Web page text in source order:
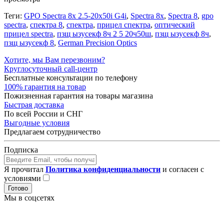
Теги: GPO Spectra 8x 2.5-20x50i G4i, Spectra 8x, Spectra 8, gpo
spectra, спектра 8, спектра, прицел спектра, оптический
прицел spectra, пзщ ызусекф 8ч 2 5 20ч50ш, пзщ ызусекф 8ч,
пзщ ызусекф 8, German Precision Optics
Хотите, мы Вам перезвоним?
Круглосуточный call-центр
Бесплатные консультации по телефону
100% гарантия на товар
Пожизненная гарантия на товары магазина
Быстрая доставка
По всей России и СНГ
Выгодные условия
Предлагаем сотрудничество
Подписка
Я прочитал Политика конфиденциальности и согласен с
условиями
Готово
Мы в соцсетях